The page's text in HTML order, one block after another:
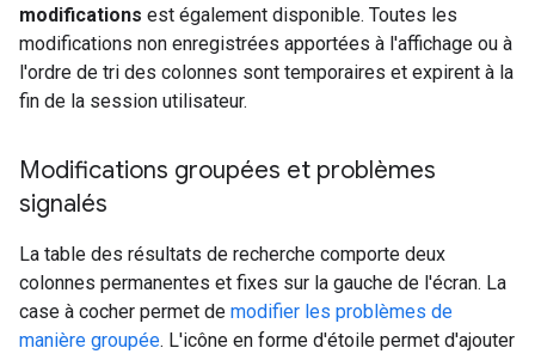
modifications est également disponible. Toutes les
modifications non enregistrées apportées à l'affichage ou à
l'ordre de tri des colonnes sont temporaires et expirent à la
fin de la session utilisateur.
Modifications groupées et problèmes
signalés
La table des résultats de recherche comporte deux
colonnes permanentes et fixes sur la gauche de l'écran. La
case à cocher permet de modifier les problèmes de
manière groupée. L'icône en forme d'étoile permet d'ajouter